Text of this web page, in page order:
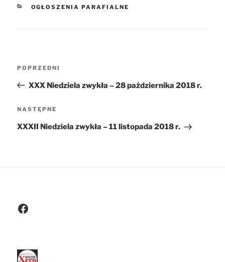
KATEGORIE
OGŁOSZENIA PARAFIALNE
Nawigacja
wpisu
Poprzedni
wpis
POPRZEDNI
XXX Niedziela zwykła – 28 października 2018 r.
Następny
wpis
NASTĘPNE
XXXII Niedziela zwykła – 11 listopada 2018 r.
Facebook